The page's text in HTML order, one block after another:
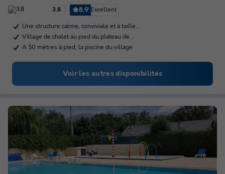
3.8 8.9 Excellent
Une structure calme, conviviale et à taille…
Village de chalet au pied du plateau de…
A 50 mètres à pied, la piscine du village
Voir les autres disponibilités